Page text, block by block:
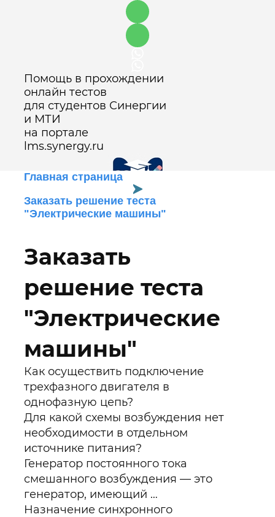
Помощь в прохождении
онлайн тестов
для студентов Синергии
и МТИ
на портале
lms.synergy.ru
Оставить заявку
Главная страница
Заказать решение теста
"Электрические машины"
Заказать
решение теста
"Электрические
машины"
Как осуществить подключение
трехфазного двигателя в
однофазную цепь?
Для какой схемы возбуждения нет
необходимости в отдельном
источнике питания?
Генератор постоянного тока
смешанного возбуждения — это
генератор, имеющий …
Назначение синхронного